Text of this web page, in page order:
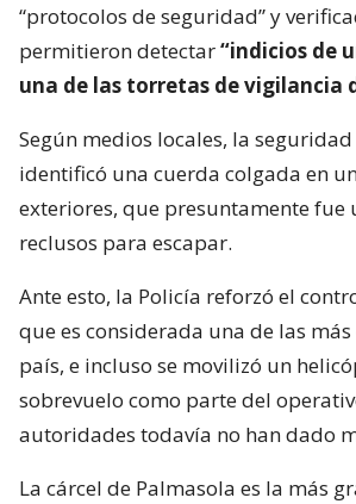
“protocolos de seguridad” y
permitieron detectar“indicios de
una de las torretas de vigilancia
Según medios locales, la
identificó una cuerda colgada en
exteriores, que presuntamente fue
reclusos para escapar.
Ante esto, la Policía reforzó el
que es considerada una de las
país, e incluso se movilizó un
sobrevuelo como parte del
autoridades todavía no han dado
La cárcel de Palmasola es la más